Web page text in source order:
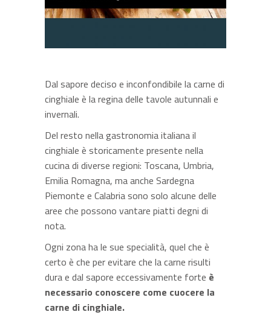
Dal sapore deciso e inconfondibile la carne di
cinghiale è la regina delle tavole autunnali e
invernali.
Del resto nella gastronomia italiana il
cinghiale è storicamente presente nella
cucina di diverse regioni: Toscana, Umbria,
Emilia Romagna, ma anche Sardegna
Piemonte e Calabria sono solo alcune delle
aree che possono vantare piatti degni di
nota.
Ogni zona ha le sue specialità, quel che è
certo è che per evitare che la carne risulti
dura e dal sapore eccessivamente forte è
necessario conoscere come cuocere la
carne di cinghiale.